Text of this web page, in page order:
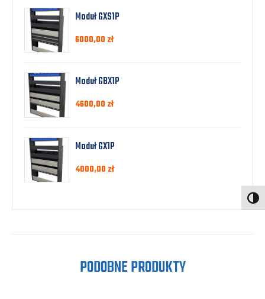
Moduł GXS1P
6000,00 zł
Moduł GBX1P
4600,00 zł
Moduł GX1P
4000,00 zł
PODOBNE PRODUKTY